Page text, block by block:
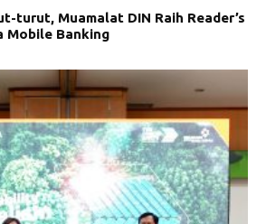
turut, Muamalat DIN Raih Reader’s
Mobile Banking